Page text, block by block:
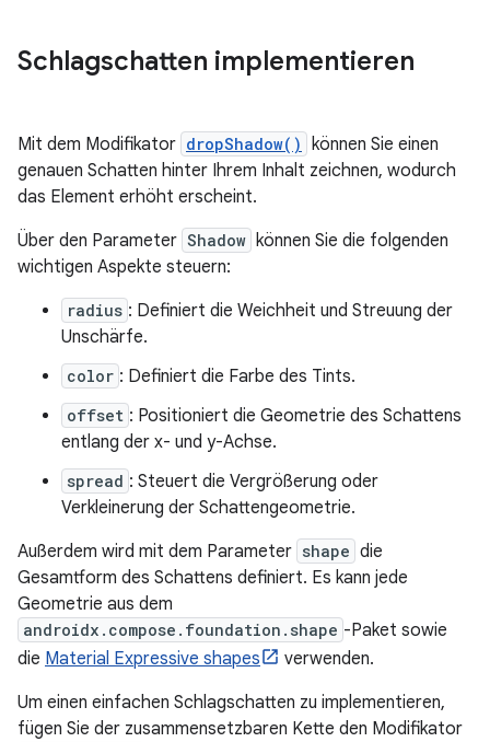
Schlagschatten implementieren
Mit dem Modifikator dropShadow()
können Sie einen
genauen Schatten hinter Ihrem Inhalt zeichnen, wodurch
das Element erhöht erscheint.
Über den Parameter Shadow können Sie die folgenden
wichtigen Aspekte steuern:
radius : Definiert die Weichheit und Streuung der
Unschärfe.
color : Definiert die Farbe des Tints.
offset : Positioniert die Geometrie des Schattens
entlang der x- und y-Achse.
spread : Steuert die Vergrößerung oder
Verkleinerung der Schattengeometrie.
Außerdem wird mit dem Parameter shape die
Gesamtform des Schattens definiert. Es kann jede
Geometrie aus dem
androidx.compose.foundation.shape -Paket sowie
die Material Expressive shapes
verwenden.
Um einen einfachen Schlagschatten zu implementieren,
fügen Sie der zusammensetzbaren Kette den Modifikator